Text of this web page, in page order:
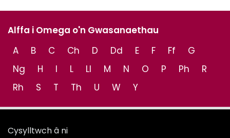
Alffa i Omega o'n Gwasanaethau
A
B C Ch D Dd E F Ff
G
Ng
H I L Ll M N O P Ph
R
Rh
S T Th U W Y
Cysylltwch â ni